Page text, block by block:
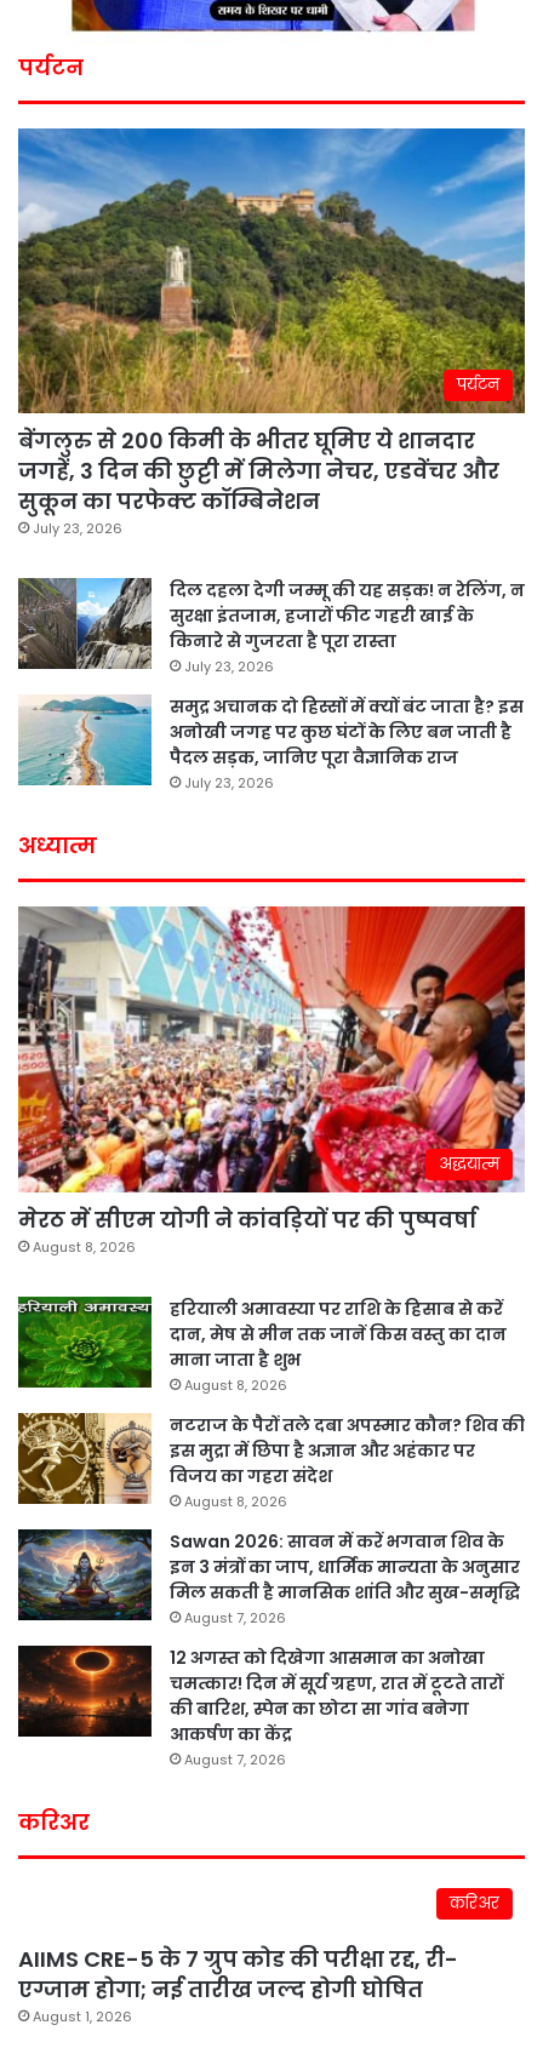
पर्यटन
पर्यटन
बेंगलुरु से 200 किमी के भीतर घूमिए ये शानदार
जगहें, 3 दिन की छुट्टी में मिलेगा नेचर, एडवेंचर और
सुकून का परफेक्ट कॉम्बिनेशन
July 23, 2026
दिल दहला देगी जम्मू की यह सड़क! न रेलिंग, न
सुरक्षा इंतजाम, हजारों फीट गहरी खाई के
किनारे से गुजरता है पूरा रास्ता
July 23, 2026
समुद्र अचानक दो हिस्सों में क्यों बंट जाता है? इस
अनोखी जगह पर कुछ घंटों के लिए बन जाती है
पैदल सड़क, जानिए पूरा वैज्ञानिक राज
July 23, 2026
अध्यात्म
अद्धयात्म
मेरठ में सीएम योगी ने कांवड़ियों पर की पुष्पवर्षा
August 8, 2026
हरियाली अमावस्या पर राशि के हिसाब से करें
दान, मेष से मीन तक जानें किस वस्तु का दान
माना जाता है शुभ
August 8, 2026
नटराज के पैरों तले दबा अपस्मार कौन? शिव की
इस मुद्रा में छिपा है अज्ञान और अहंकार पर
विजय का गहरा संदेश
August 8, 2026
Sawan 2026: सावन में करें भगवान शिव के
इन 3 मंत्रों का जाप, धार्मिक मान्यता के अनुसार
मिल सकती है मानसिक शांति और सुख-समृद्धि
August 7, 2026
12 अगस्त को दिखेगा आसमान का अनोखा
चमत्कार! दिन में सूर्य ग्रहण, रात में टूटते तारों
की बारिश, स्पेन का छोटा सा गांव बनेगा
आकर्षण का केंद्र
August 7, 2026
करिअर
करिअर
AIIMS CRE-5 के 7 ग्रुप कोड की परीक्षा रद्द, री-
एग्जाम होगा; नई तारीख जल्द होगी घोषित
August 1, 2026